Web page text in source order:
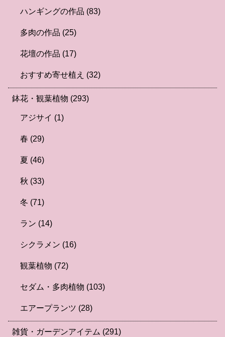
ハンギングの作品 (83)
多肉の作品 (25)
花壇の作品 (17)
おすすめ寄せ植え (32)
鉢花・観葉植物 (293)
アジサイ (1)
春 (29)
夏 (46)
秋 (33)
冬 (71)
ラン (14)
シクラメン (16)
観葉植物 (72)
セダム・多肉植物 (103)
エアープランツ (28)
雑貨・ガーデンアイテム (291)